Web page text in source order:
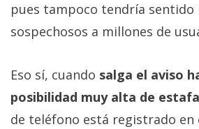
pues tampoco tendría sentido
sospechosos a millones de
Eso sí, cuando salga el aviso
posibilidad muy alta de estafa
de teléfono está registrado en